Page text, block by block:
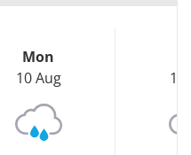
Mon
10 Aug
11